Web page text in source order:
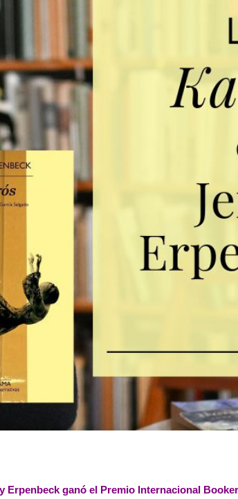
Erpenbeck ganó el Premio Internacional